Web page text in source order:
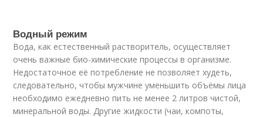
Водный режим
Вода, как естественный растворитель, осуществляет
очень важные био-химические процессы в организме.
Недостаточное её потребление не позволяет худеть,
следовательно, чтобы мужчине уменьшить объёмы лица
необходимо ежедневно пить не менее 2 литров чистой,
минеральной воды. Другие жидкости (чаи, компоты,